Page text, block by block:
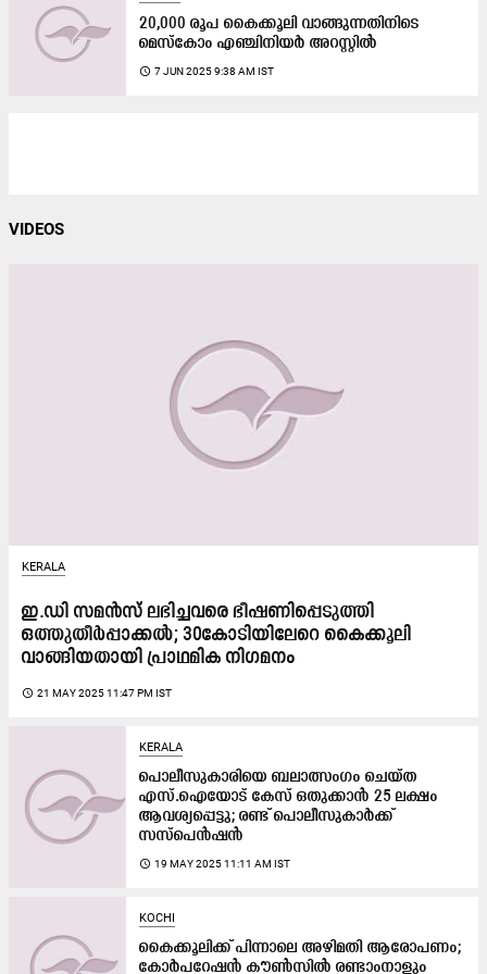
20,000 രൂപ കൈക്കൂലി വാങ്ങുന്നതിനിടെ
മെസ്കോം എഞ്ചിനിയർ അറസ്റ്റിൽ
access_time 7 JUN 2025 9:38 AM IST
VIDEOS
KERALA
ഇ.ഡി സമൻസ് ലഭിച്ചവരെ ഭീഷണിപ്പെടുത്തി
ഒത്തുതീര്‍പ്പാക്കൽ; 30കോടിയിലേറെ കൈക്കൂലി
വാങ്ങിയതായി പ്രാഥമിക നിഗമനം
access_time 21 MAY 2025 11:47 PM IST
KERALA
പൊലീസുകാരിയെ ബലാത്സംഗം ചെയ്ത
എസ്.ഐയോട് കേസ് ഒതുക്കാൻ 25 ലക്ഷം
ആവശ്യപ്പെട്ടു; രണ്ട് പൊലീസുകാർക്ക്
സസ്പെൻഷൻ
access_time 19 MAY 2025 11:11 AM IST
KOCHI
കൈക്കൂലിക്ക്​ പിന്നാലെ അഴിമതി ആരോപണം;
കോർപറേഷൻ കൗൺസിൽ രണ്ടാംനാളും